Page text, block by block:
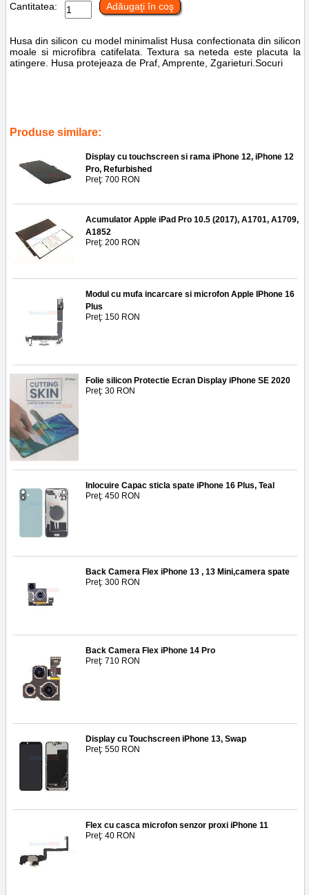
Cantitatea: Adăugaţi în coş
Husa din silicon cu model minimalist Husa confectionata din silicon
moale si microfibra catifelata. Textura sa neteda este placuta la
atingere. Husa protejeaza de Praf, Amprente, Zgarieturi.Socuri
Produse similare:
Display cu touchscreen si rama iPhone 12, iPhone 12
Pro, Refurbished
Preţ: 700 RON
Acumulator Apple iPad Pro 10.5 (2017), A1701, A1709,
A1852
Preţ: 200 RON
Modul cu mufa incarcare si microfon Apple IPhone 16
Plus
Preţ: 150 RON
Folie silicon Protectie Ecran Display iPhone SE 2020
Preţ: 30 RON
Inlocuire Capac sticla spate iPhone 16 Plus, Teal
Preţ: 450 RON
Back Camera Flex iPhone 13 , 13 Mini,camera spate
Preţ: 300 RON
Back Camera Flex iPhone 14 Pro
Preţ: 710 RON
Display cu Touchscreen iPhone 13, Swap
Preţ: 550 RON
Flex cu casca microfon senzor proxi iPhone 11
Preţ: 40 RON